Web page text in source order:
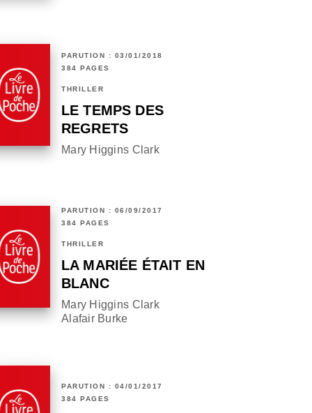
PARUTION : 03/01/2018
384 PAGES
THRILLER
LE TEMPS DES
REGRETS
Mary Higgins Clark
PARUTION : 06/09/2017
384 PAGES
THRILLER
LA MARIÉE ÉTAIT EN
BLANC
Mary Higgins Clark
Alafair Burke
PARUTION : 04/01/2017
384 PAGES